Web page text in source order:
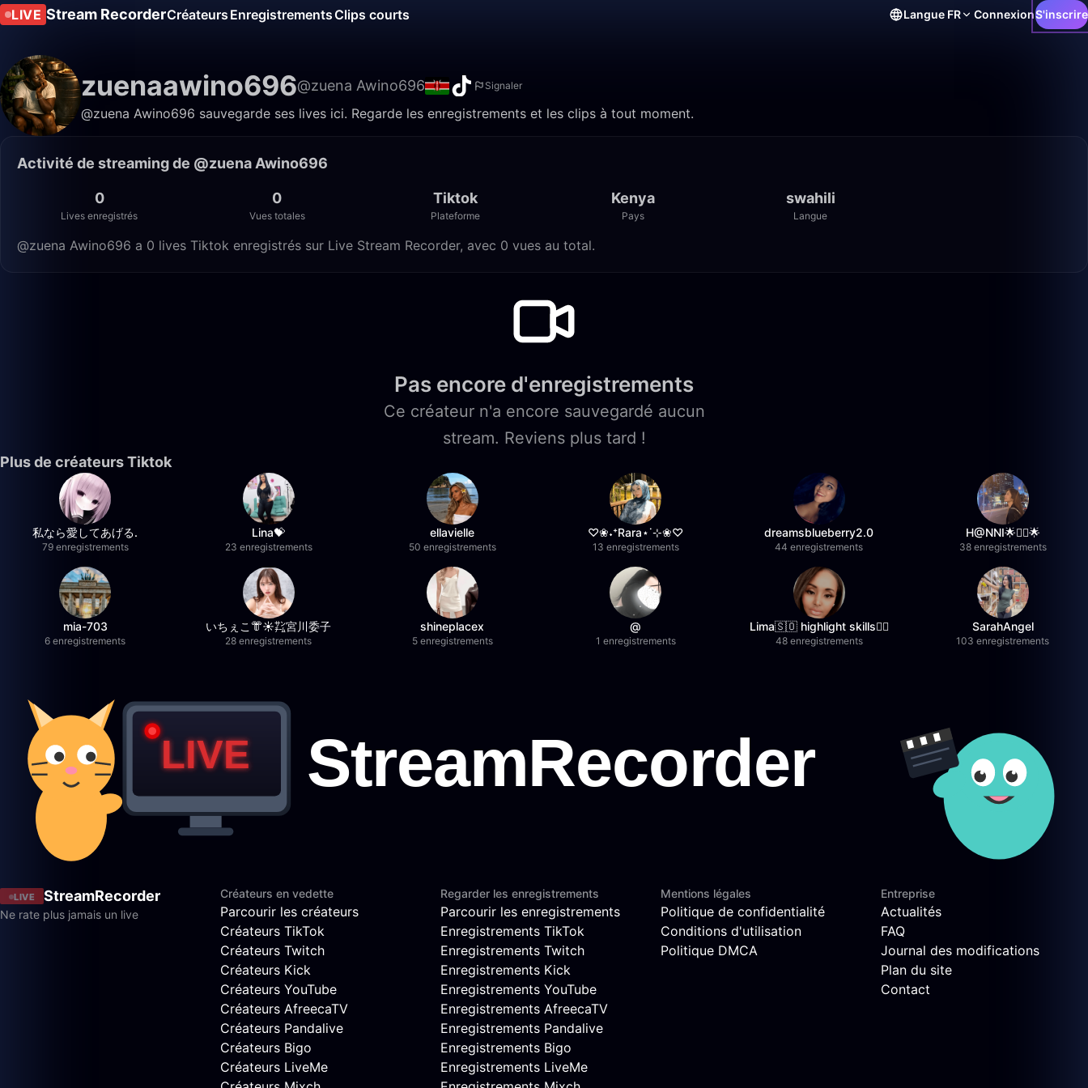
LIVE Stream RecorderCréateurs EnregistrementsClips courts Langue FR ConnexionS'inscrire
zuenaawino696@zuena Awino696 Signaler
@zuena Awino696 sauvegarde ses lives ici. Regarde les enregistrements et les clips à tout moment.
Activité de streaming de @zuena Awino696
0
Lives enregistrés
0
Vues totales
Tiktok
Plateforme
Kenya
Pays
swahili
Langue
@zuena Awino696 a 0 lives Tiktok enregistrés sur Live Stream Recorder, avec 0 vues au total.
Pas encore d'enregistrements
Ce créateur n'a encore sauvegardé aucun
stream. Reviens plus tard !
Plus de créateurs Tiktok
私なら愛してあげる.
79 enregistrements
Lina💝
23 enregistrements
ellavielle
50 enregistrements
♡❀˖⁺Rara⋆˙⊹❀♡
13 enregistrements
dreamsblueberry2.0
44 enregistrements
H@NNI🌟❤️‍🔥🌟
38 enregistrements
mia-703
6 enregistrements
いちぇこ👘☀️㌠宮川委子
28 enregistrements
shineplacex
5 enregistrements
@
1 enregistrements
Lima🇸🇴 highlight skills✌🏽
48 enregistrements
SarahAngel
103 enregistrements
LIVE StreamRecorder
Ne rate plus jamais un live
Créateurs en vedette
Parcourir les créateurs
Créateurs TikTok
Créateurs Twitch
Créateurs Kick
Créateurs YouTube
Créateurs AfreecaTV
Créateurs Pandalive
Créateurs Bigo
Créateurs LiveMe
Regarder les enregistrements
Parcourir les enregistrements
Enregistrements TikTok
Enregistrements Twitch
Enregistrements Kick
Enregistrements YouTube
Enregistrements AfreecaTV
Enregistrements Pandalive
Enregistrements Bigo
Enregistrements LiveMe
Mentions légales
Politique de confidentialité
Conditions d'utilisation
Politique DMCA
Entreprise
Actualités
FAQ
Journal des modifications
Plan du site
Contact